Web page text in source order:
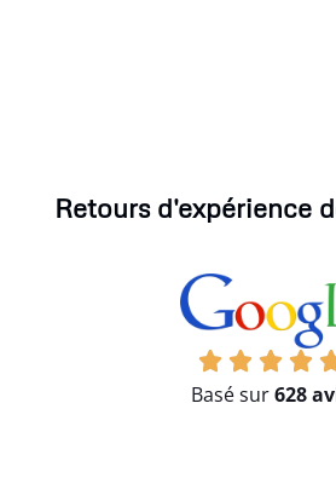
Retours d'expérience
Basé sur628